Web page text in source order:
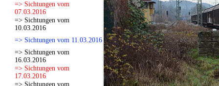
=> Sichtungen vom
07.03.2016
=> Sichtungen vom
10.03.2016
=> Sichtungen vom 11.03.2016
=> Sichtungen vom
16.03.2016
=> Sichtungen vom
17.03.2016
=> Sichtungen vom